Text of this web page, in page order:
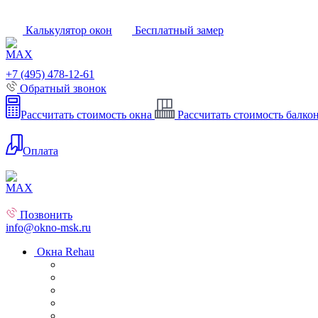
Калькулятор окон Бесплатный замер
+7 (495) 478-12-61
Обратный звонок
Рассчитать стоимость окна Рассчитать стоимость
Оплата
Позвонить
info@okno-msk.ru
Окна Rehau